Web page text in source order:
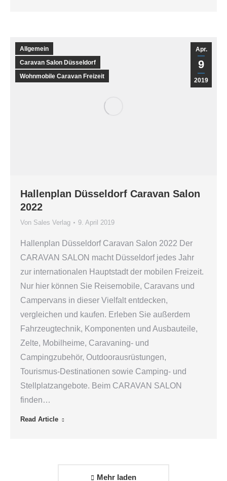
Apr.
9
2019
Allgemein
Caravan Salon Düsseldorf
Wohnmobile Caravan Freizeit
Hallenplan Düsseldorf Caravan Salon
2022
Von Sales Verlag 9. April 2019
Hallenplan Düsseldorf Caravan Salon 2022 Der
CARAVAN SALON macht Düsseldorf jedes Jahr
zur internationalen Hauptstadt der mobilen Freizeit.
Nur hier können Sie Reisemobile, Caravans und
Campervans in dieser Vielfalt entdecken,
vergleichen und kaufen. Erleben Sie außerdem
Fahrzeugtechnik, Komponenten und Ausbauteile,
Zelte, Mobilheime, Caravaning- und
Campingzubehör, Outdoorausrüstungen,
Tourismus-Destinationen sowie Camping- und
Stellplatzangebote. Beim CARAVAN SALON
finden…
Read Article
Mehr laden